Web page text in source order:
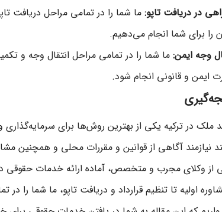
در دریافت تاپو: ما شما را در تمامی مراحل دریافت
را برای شما انجام می‌دهیم.
وجه ایمن: ما شما را در تمامی مراحل انتقال وجه و
ایمن و قانونی انجام شود.
ملک در ترکیه یکی از بهترین روش‌ها برای
نیازمند آگاهی از قوانین و مقررات محلی و همچنین
از وکلای مجرب و متخصص، آماده ارائه خدمات حقوقی
اولیه تا تنظیم قرارداد و دریافت تاپو، ما شما را